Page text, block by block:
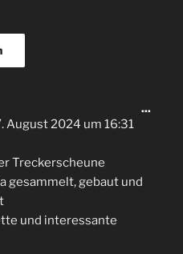
August 2024 um 16:31
Treckerscheune
gesammelt, gebaut und
und interessante
...Diese